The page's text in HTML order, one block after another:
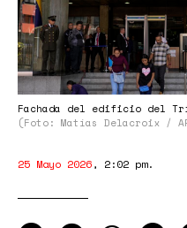
Fachada del edificio del
(Foto: Matías Delacroix /
25 Mayo 2026, 2:02 pm.